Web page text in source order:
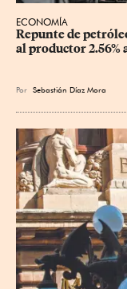
ECONOMÍA
Repunte de
al productor 2.56%
Por Sebastián Díaz Mora